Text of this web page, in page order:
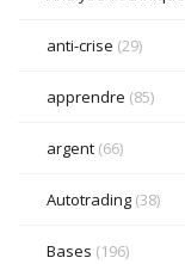
anti-crise (29)
apprendre (85)
argent (66)
Autotrading (38)
Bases (196)